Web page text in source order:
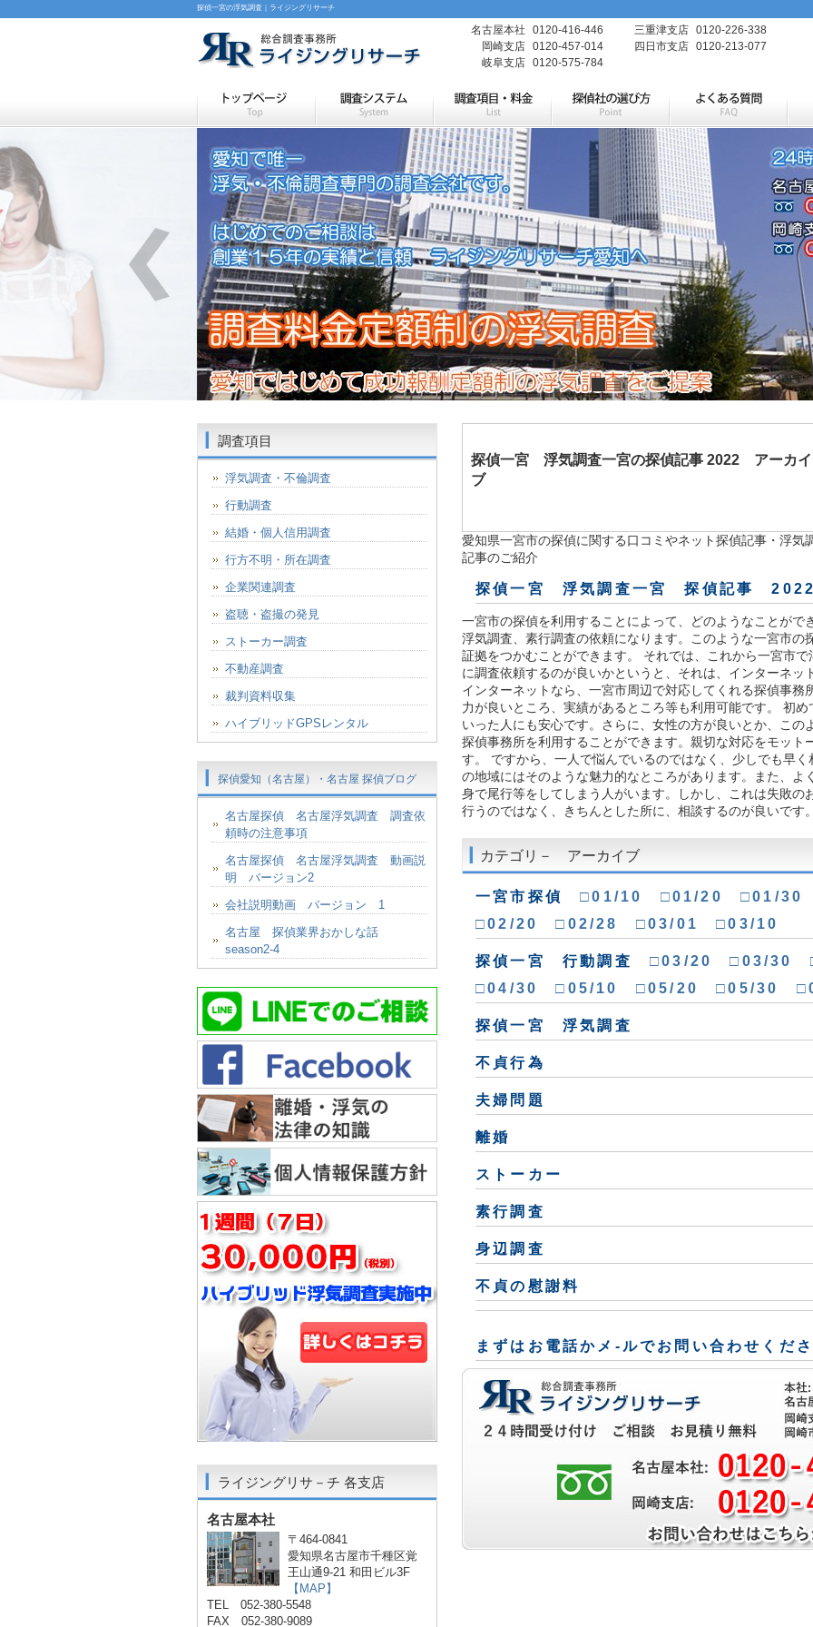
探偵一宮の浮気調査｜ライジングリサーチ
名古屋本社 0120-416-446 三重津支店 0120-226-338
岡崎支店 0120-457-014 四日市支店 0120-213-077
岐阜支店 0120-575-784
探偵一宮 浮気調査一宮の探偵記事 2022 アーカイ
ブ
愛知県一宮市の探偵に関する口コミやネット探偵記事・浮気
記事のご紹介
探偵一宮 浮気調査一宮 探偵記事
一宮市の探偵を利用することによって、どのようなことがで
浮気調査、素行調査の依頼になります。このような一宮市の
証拠をつかむことができます。 それでは、これから一宮市
に調査依頼するのが良いかというと、それは、インターネッ
インターネットなら、一宮市周辺で対応してくれる探偵事務
力が良いところ、実績があるところ等も利用可能です。 初
いった人にも安心です。さらに、女性の方が良いとか、この
探偵事務所を利用することができます。親切な対応をモット
す。 ですから、一人で悩んでいるのではなく、少しでも早
の地域にはそのような魅力的なところがあります。また、よ
身で尾行等をしてしまう人がいます。しかし、これは失敗の
行うのではなく、きちんとした所に、相談するのが良いです
カテゴリ－ アーカイブ
一宮市探偵□01/10 □01/20
□01/30
□02/20
□02/28 □03/01 □03/10
探偵一宮 行動調査 □03/20 □03/30
□04/30
□05/10 □05/20 □05/30
探偵一宮 浮気調査
不貞行為
夫婦問題
離婚
ストーカー
素行調査
身辺調査
不貞の慰謝料
まずはお電話かメ-ルでお問い合わせくだ
調査項目
浮気調査・不倫調査
行動調査
結婚・個人信用調査
行方不明・所在調査
企業関連調査
盗聴・盗撮の発見
ストーカー調査
不動産調査
裁判資料収集
ハイブリッドGPSレンタル
探偵愛知（名古屋）・名古屋 探偵ブログ
名古屋探偵 名古屋浮気調査 調査依
頼時の注意事項
名古屋探偵 名古屋浮気調査 動画説
明 バージョン2
会社説明動画 バージョン 1
名古屋 探偵業界おかしな話
season2-4
ライジングリサ－チ 各支店
名古屋本社
〒464-0841
愛知県名古屋市千種区覚
王山通9-21 和田ビル3F
【MAP】
TEL 052-380-5548
FAX 052-380-9089